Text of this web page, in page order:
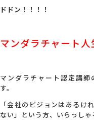
ドドン！！！！
マンダラチャート
マンダラチャート認定講師
す。
「会社のビジョンはあるけ
ない」という方、いらっし